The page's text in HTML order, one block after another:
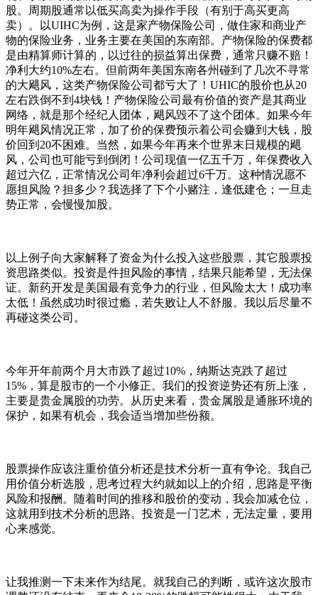
股。周期股通常以低买高卖为操作手段（有别于高买更高
卖）。以UIHC为例，这是家产物保险公司，做住家和商业产
物的保险业务，业务主要在美国的东南部。产物保险的保费都
是由精算师计算的，以过往的损益算出保费，通常只赚不赔！
净利大约10%左右。但前两年美国东南各州碰到了几次不寻常
的大飓风，这类产物保险公司都亏大了！UHIC的股价也从20
左右跌倒不到4块钱！产物保险公司最有价值的资产是其商业
网络，就是那个经纪人团体，飓风毁不了这个团体。如果今年
明年飓风情况正常，加了价的保费预示着公司会赚到大钱，股
价回到20不困难。当然，如果今年再来个世界末日规模的飓
风，公司也可能亏到倒闭！公司现值一亿五千万，年保费收入
超过六亿，正常情况公司年净利会超过6千万。这种情况愿不
愿担风险？担多少？我选择了下个小赌注，逢低建仓；一旦走
势正常，会慢慢加股。
以上例子向大家解释了资金为什么投入这些股票，其它股票投
资思路类似。投资是件担风险的事情，结果只能希望，无法保
证。新药开发是美国最有竞争力的行业，但风险太大！成功率
太低！虽然成功时很过瘾，若失败让人不舒服。我以后尽量不
再碰这类公司。
今年开年前两个月大市跌了超过10%，纳斯达克跌了超过
15%，算是股市的一个小修正。我们的投资逆势还有所上涨，
主要是贵金属股的功劳。从历史来看，贵金属股是通胀环境的
保护，如果有机会，我会适当增加些份额。
股票操作应该注重价值分析还是技术分析一直有争论。我自己
用价值分析选股，思考过程大约就如以上的介绍，思路是平衡
风险和报酬。随着时间的推移和股价的变动，我会加减仓位，
这就用到技术分析的思路。投资是一门艺术，无法定量，要用
心来感觉。
让我推测一下未来作为结尾。就我自己的判断，或许这次股市